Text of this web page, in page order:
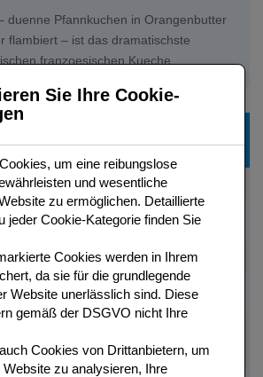
duenne Pfannkuchen in Orangenbutter
flambiert – ist das dramatischste
franzoesischen Kueche.
Pers.)
12 Crepes Klassischer Teig
100 g Zimmertemeperatur
80 g Fein Karamellisiert
3 Stueck Bio, Saft + Schale
Flambieren
Sie Ihre Cookie-
um eine reibungslose
und wesentliche
zu ermöglichen. Detaillierte
jeder Cookie-Kategorie finden Sie
Cookies werden in Ihrem
da sie für die grundlegende
Website unerlässlich sind. Diese
gemäß der DSGVO nicht Ihre
Cookies von Drittanbietern, um
zu analysieren, Ihre